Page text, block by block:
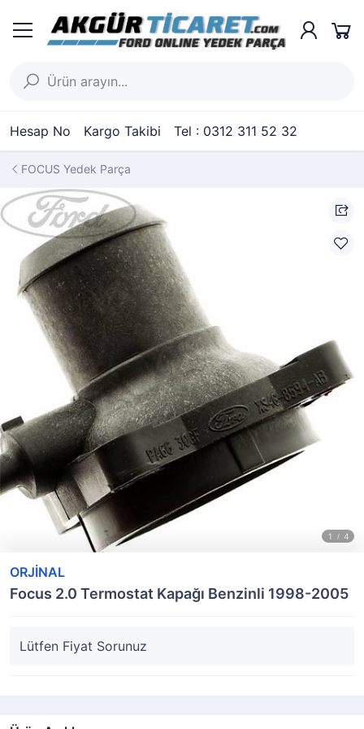
Hesap No Kargo Takibi Tel : 0312 311 52 32
FOCUS Yedek Parça
ORJİNAL
Focus 2.0 Termostat Kapağı Benzinli 1998-2005
Lütfen Fiyat Sorunuz